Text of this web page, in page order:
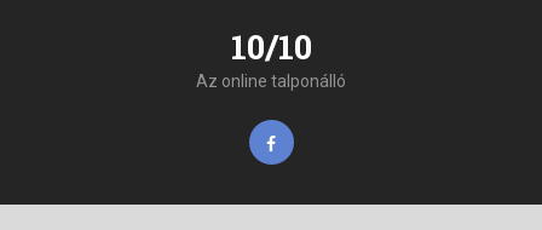
10/10
Az online talponálló